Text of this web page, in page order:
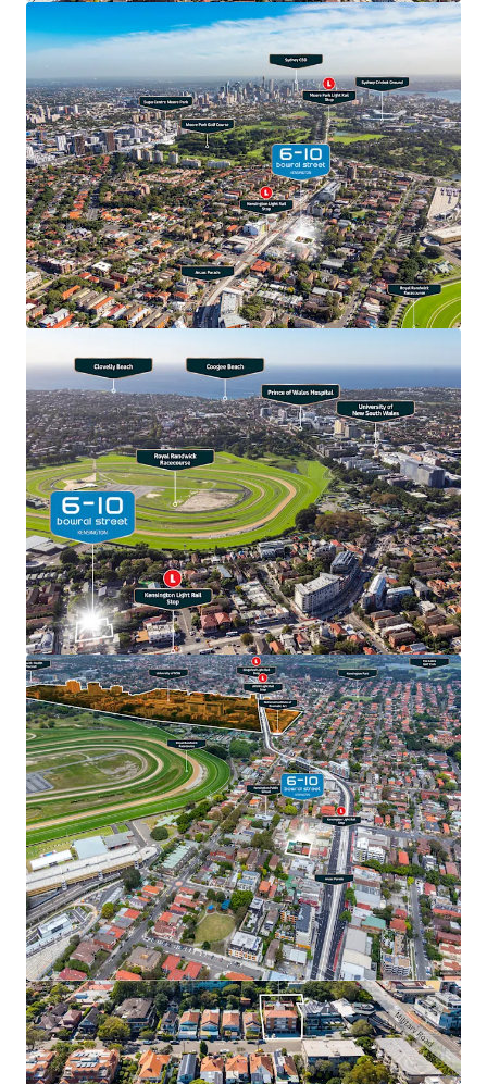
mehr anzeigen